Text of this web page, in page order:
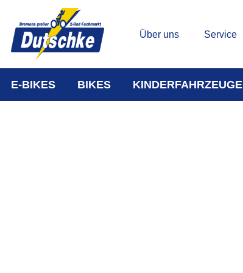
Über uns Service
E-BIKES BIKES KINDERFAHRZEUGE